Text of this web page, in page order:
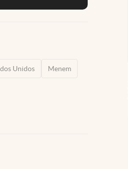
Unidos Menem